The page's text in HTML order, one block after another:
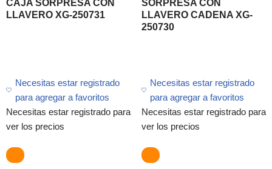
CAJA SORPRESA CON
LLAVERO XG-250731
Necesitas estar registrado
para agregar a favoritos
Necesitas estar registrado para
ver los precios
SORPRESA CON
LLAVERO CADENA XG-
250730
Necesitas estar registrado
para agregar a favoritos
Necesitas estar registrado para
ver los precios